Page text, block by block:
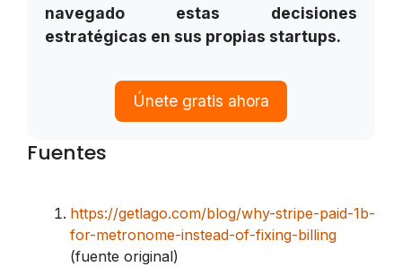
navegado estas decisiones
estratégicas en sus propias startups.
Únete gratis ahora
Fuentes
https://getlago.com/blog/why-stripe-paid-1b-
for-metronome-instead-of-fixing-billing
(fuente original)